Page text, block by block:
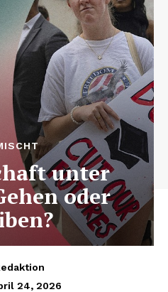
unter
oder
24, 2026